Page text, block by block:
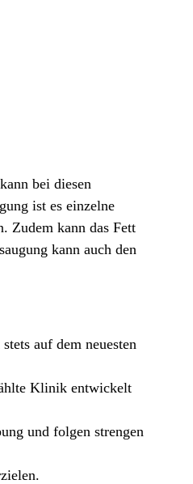
bei diesen
ist es einzelne
Zudem kann das Fett
kann auch den
auf dem neuesten
Klinik entwickelt
und folgen strengen